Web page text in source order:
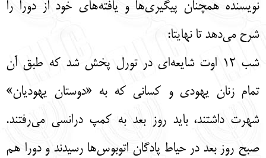
نویسنده همچنان پیگیری‌ها و یافته‌های خود از دورا را
شرح می‌دهد تا نهایتا:
شب 12 اوت شایعه‌ای در تورل پخش شد که طبق آن
تمام زنان یهودی و کسانی که به «دوستان یهودیان»
شهرت داشتند، باید روز بعد به کمپ درانسی می‌رفتند.
صبح روز بعد در حیاط پادگان اتوبوس‌ها رسیدند و دورا هم